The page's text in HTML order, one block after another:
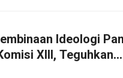
Ideologi
XIII, Teguhkan
Tengah Masyarakat